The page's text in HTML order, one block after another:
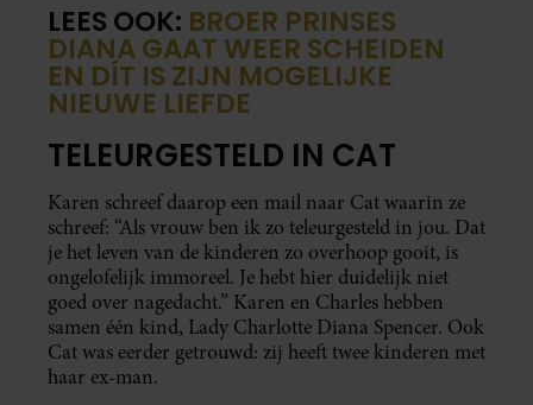
LEES OOK: BROER PRINSES
DIANA GAAT WEER SCHEIDEN
EN DÍT IS ZIJN MOGELIJKE
NIEUWE LIEFDE
TELEURGESTELD IN CAT
Karen schreef daarop een mail naar Cat waarin ze
schreef: “Als vrouw ben ik zo teleurgesteld in jou. Dat
je het leven van de kinderen zo overhoop gooit, is
ongelofelijk immoreel. Je hebt hier duidelijk niet
goed over nagedacht.” Karen en Charles hebben
samen één kind, Lady Charlotte Diana Spencer. Ook
Cat was eerder getrouwd: zij heeft twee kinderen met
haar ex-man.